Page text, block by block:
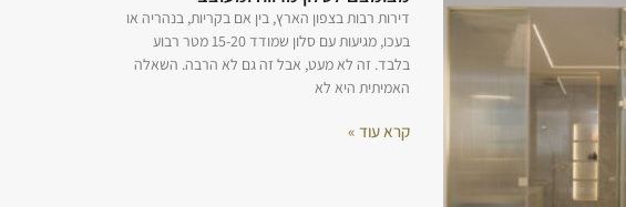
דירות רבות בצפון הארץ, בין אם בקריות, בנהריה או
בעכו, מגיעות עם סלון שמודד 15-20 מטר רבוע
בלבד. זה לא מעט, אבל זה גם לא הרבה. השאלה
האמיתית היא לא
קרא עוד »